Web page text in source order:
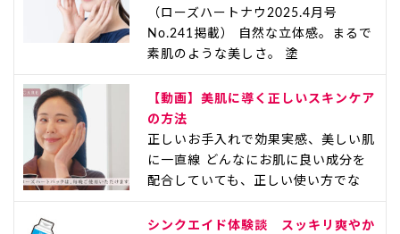
（ローズハートナウ2025.4月号
No.241掲載） 自然な立体感。まるで
素肌のような美しさ。 塗
【動画】美肌に導く正しいスキンケア
の方法
正しいお手入れで効果実感、美しい肌
に一直線 どんなにお肌に良い成分を
配合していても、正しい使い方でな
シンクエイド体験談 スッキリ爽やか